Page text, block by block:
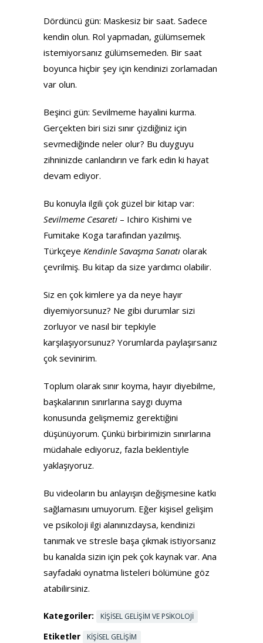
Dördüncü gün: Maskesiz bir saat. Sadece
kendin olun. Rol yapmadan, gülümsemek
istemiyorsanız gülümsemeden. Bir saat
boyunca hiçbir şey için kendinizi zorlamadan
var olun.
Beşinci gün: Sevilmeme hayalini kurma.
Gerçekten biri sizi sınır çizdiğiniz için
sevmediğinde neler olur? Bu duyguyu
zihninizde canlandırın ve fark edin ki hayat
devam ediyor.
Bu konuyla ilgili çok güzel bir kitap var:
Sevilmeme Cesareti – Ichiro Kishimi ve
Fumitake Koga tarafından yazılmış.
Türkçeye Kendinle Savaşma Sanatı olarak
çevrilmiş. Bu kitap da size yardımcı olabilir.
Siz en çok kimlere ya da neye hayır
diyemiyorsunuz? Ne gibi durumlar sizi
zorluyor ve nasıl bir tepkiyle
karşılaşıyorsunuz? Yorumlarda paylaşırsanız
çok sevinirim.
Toplum olarak sınır koyma, hayır diyebilme,
başkalarının sınırlarına saygı duyma
konusunda gelişmemiz gerektiğini
düşünüyorum. Çünkü birbirimizin sınırlarına
müdahale ediyoruz, fazla beklentiyle
yaklaşıyoruz.
Bu videoların bu anlayışın değişmesine katkı
sağlamasını umuyorum. Eğer kişisel gelişim
ve psikoloji ilgi alanınızdaysa, kendinizi
tanımak ve stresle başa çıkmak istiyorsanız
bu kanalda sizin için pek çok kaynak var. Ana
sayfadaki oynatma listeleri bölümüne göz
atabilirsiniz.
Kategoriler: KIŞISEL GELIŞIM VE PSIKOLOJI
Etiketler KIŞISEL GELIŞIM